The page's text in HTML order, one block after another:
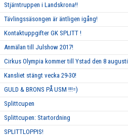
Stjärntruppen i Landskrona!!
Tävlingssäsongen är äntligen igång!
Kontaktuppgifter GK SPLITT !
Anmälan till Julshow 2017!
Cirkus Olympia kommer till Ystad den 8 augusti
Kansliet stängt vecka 29-30!
GULD & BRONS PÅ USM !!!=)
Splittcupen
Splittcupen: Startordning
SPLITTLOPPIS!